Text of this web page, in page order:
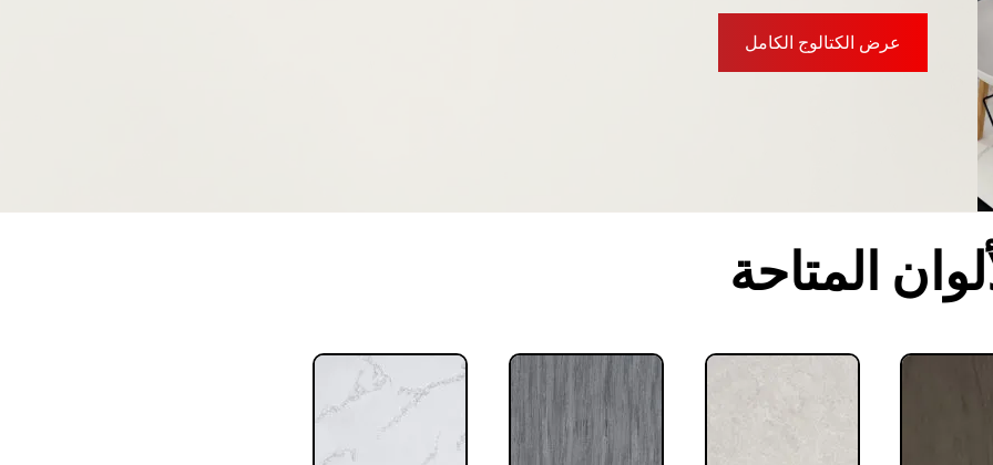
عرض الكتالوج الكامل
المتاحة